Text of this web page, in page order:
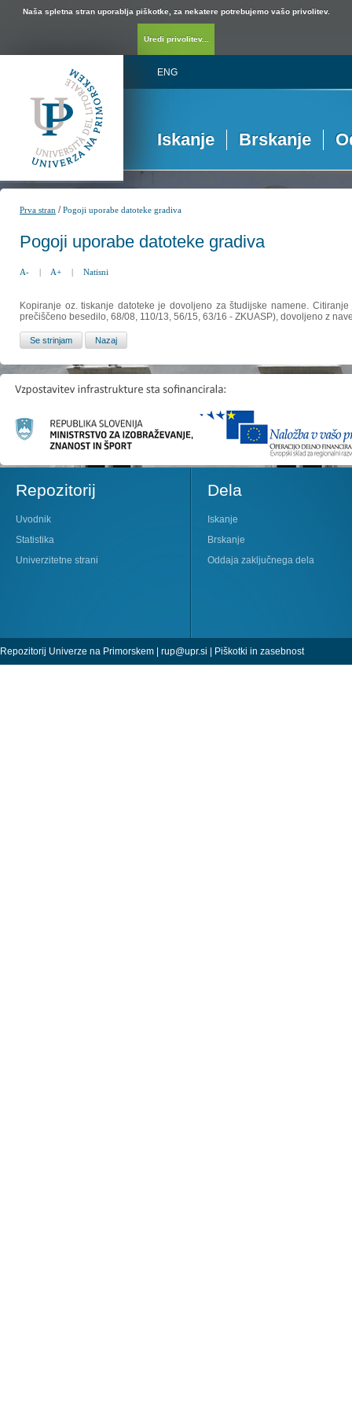
Naša spletna stran uporablja piškotke, za nekatere potrebujemo vašo privolitev.
Uredi privolitev...
ENG
Iskanje Brskanje
Prva stran /Pogoji uporabe datoteke gradiva
Pogoji uporabe datoteke gradiva
A- | A+ | Natisni
Kopiranje oz. tiskanje datoteke je dovoljeno za študijske namene.
prečiščeno besedilo, 68/08, 110/13, 56/15, 63/16 - ZKUASP), dovoljeno z
Repozitorij
Uvodnik
Statistika
Univerzitetne strani
Dela
Iskanje
Brskanje
Oddaja zaključnega dela
Repozitorij Univerze na Primorskem | rup@upr.si | Piškotki in zasebnost